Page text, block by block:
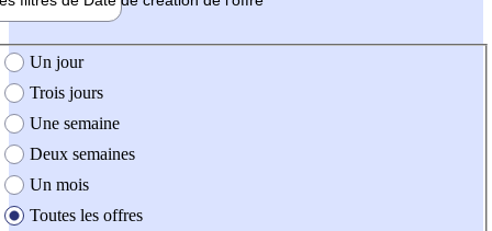
création de l'offre
Un jour
Trois jours
Une semaine
Deux semaines
Un mois
Toutes les offres